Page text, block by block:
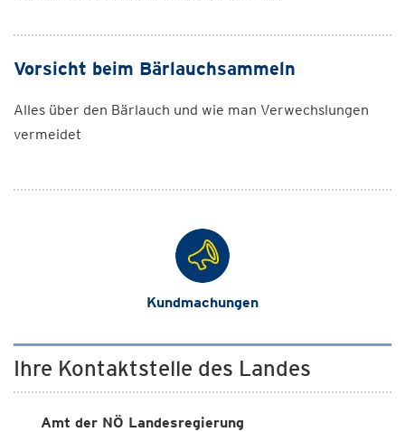
Vorsicht beim Bärlauchsammeln
Alles über den Bärlauch und wie man Verwechslungen
vermeidet
Kundmachungen
Ihre Kontaktstelle des Landes
Amt der NÖ Landesregierung